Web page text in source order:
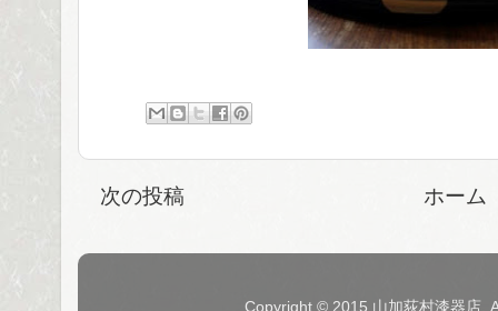
次の投稿 ホーム
Copyright © 2015 山加荻村漆器店.